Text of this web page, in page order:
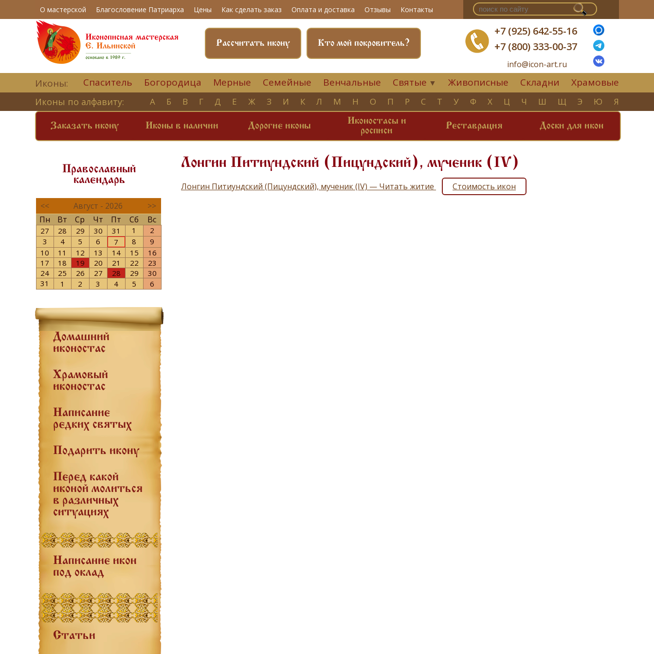
О мастерской Благословение Патриарха Цены Как сделать заказ Оплата и доставка Отзывы Контакты
+7 (925) 642-55-16
+7 (800) 333-00-37
info@icon-art.ru
Кто мой покровитель?
Рассчитать икону
Иконы: Спаситель Богородица Мерные Семейные Венчальные Святые ▼ Живописные Складни Храмовые
Иконы по алфавиту: А Б В Г Д Е Ж З И К Л М Н О П Р С Т У Ф Х Ц Ч Ш Щ Э Ю Я
Заказать икону Иконы в наличии Дорогие иконы
Иконостасы и
росписи
Реставрация Доски для икон
Православный
календарь
<< Август - 2026
>>
Пн
Вт Ср Чт Пт Сб Вс
27 28 29 30 31 1
2
3
4 5 6 7 8
9
10
11 12 13 14 15
16
17
18 19 20 21 22
23
24
25 26 27 28 29
30
31
1 2 3 4 5 6
Домашний
иконостас
Храмовый
иконостас
Написание
редких святых
Подарить икону
Перед какой
иконой молиться
в различных
ситуациях
Написание икон
под оклад
Статьи
Лонгин Питиундский (Пицундский), мученик (IV)
Лонгин Питиундский (Пицундский), мученик (IV) — Читать житие Стоимость икон